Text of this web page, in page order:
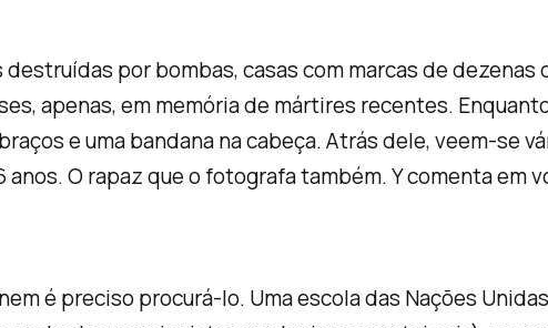
por bombas, casas com marcas de
apenas, em memória de mártires recentes.
e uma bandana na cabeça. Atrás dele, veem-se
O rapaz que o fotografa também. Y comenta em
é preciso procurá-lo. Uma escola das Nações